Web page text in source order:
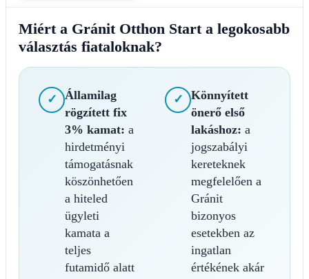
Miért a Gránit Otthon Start a legokosabb
választás fiataloknak?
✓
Államilag
rögzített fix
3% kamat: a
hirdetményi
támogatásnak
köszönhetően
a hiteled
ügyleti
kamata a
teljes
futamidő alatt
✓
Könnyített
önerő első
lakáshoz: a
jogszabályi
kereteknek
megfelelően a
Gránit
bizonyos
esetekben az
ingatlan
értékének akár